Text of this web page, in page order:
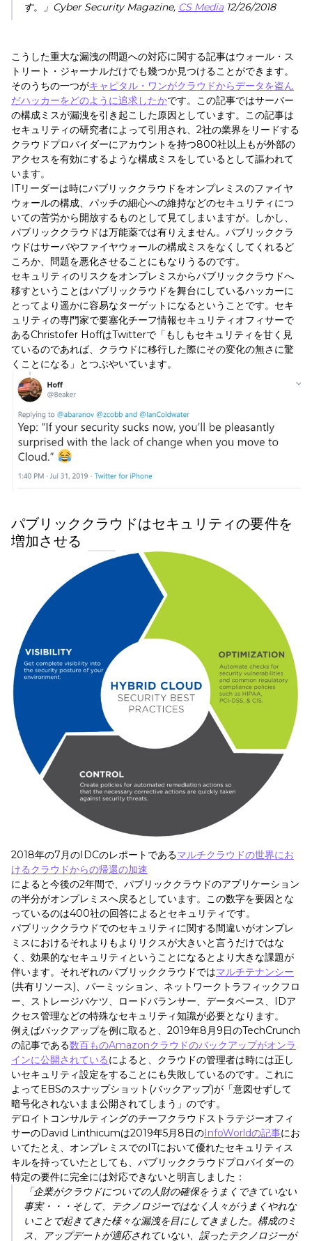
す。」 Cyber Security Magazine, CS Media12/26/2018
こうした重大な漏洩の問題への対応に関する記事はウォール・ス
トリート・ジャーナルだけでも幾つか見つけることができます。
そのうちの一つがキャピタル・ワンがクラウドからデータを盗ん
だハッカーをどのように追求したかです。この記事ではサーバー
の構成ミスが漏洩を引き起こした原因としています。この記事は
セキュリティの研究者によって引用され、2社の業界をリードする
クラウドプロバイダーにアカウントを持つ800社以上もが外部の
アクセスを有効にするような構成ミスをしているとして謳われて
います。
ITリーダーは時にパブリッククラウドをオンプレミスのファイヤ
ウォールの構成、パッチの細心への維持などのセキュリティにつ
いての苦労から開放するものとして見てしまいますが。しかし、
パブリッククラウドは万能薬では有りえません。パブリッククラ
ウドはサーバやファイヤウォールの構成ミスをなくしてくれるど
ころか、問題を悪化させることにもなりうるのです。
セキュリティのリスクをオンプレミスからパブリッククラウドへ
移すということはパブリックラウドを舞台にしているハッカーに
とってより遥かに容易なターゲットになるということです。セキ
ュリティの専門家で要塞化チーフ情報セキュリティオフィサーで
あるChristofer HoffはTwitterで「もしもセキュリティを甘く見
ているのであれば、クラウドに移行した際にその変化の無さに驚
くことになる」とつぶやいています。
パブリッククラウドはセキュリティの要件を
増加させる
2018年の7月のIDCのレポートであるマルチクラウドの世界にお
けるクラウドからの帰還の加速
によると今後の2年間で、パブリッククラウドのアプリケーション
の半分がオンプレミスへ戻るとしています。この数字を要因とな
っているのは400社の回答によるとセキュリティです。
パブリッククラウドでのセキュリティに関する間違いがオンプレ
ミスにおけるそれよりもよりリクスが大きいと言うだけではな
く、効果的なセキュリティということになるとより大きな課題が
伴います。それぞれのパブリッククラウドではマルチテナンシー
(共有リソース)、パーミッション、ネットワークトラフィックフロ
ー、ストレージバケツ、ロードバランサー、データベース、IDア
クセス管理などの特殊なセキュリティ知識が必要となります。
例えばバックアップを例に取ると、2019年8月9日のTechCrunch
の記事である数百ものAmazonクラウドのバックアップがオンラ
インに公開されているによると、クラウドの管理者は時には正し
いセキュリティ設定をすることにも失敗しているのです。これに
よってEBSのスナップショット(バックアップ)が「意図せずして
暗号化されないまま公開されてしまう」のです。
デロイトコンサルティングのチーフクラウドストラテジーオフィ
サーのDavid Linthicumは2019年5月8日のInfoWorldの記事にお
いてたとえ、オンプレミスでのITにおいて優れたセキュリティス
キルを持っていたとしても、パブリッククラウドプロバイダーの
特定の要件に完全には対応できないと明言しました：
「企業がクラウドについての人財の確保をうまくできていない
事実・・・そして、テクノロジーではなく人々がうまくやれな
いことで起きてきた様々な漏洩を目にしてきました。構成のミ
ス、アップデートが適応されていない、誤ったテクノロジーが